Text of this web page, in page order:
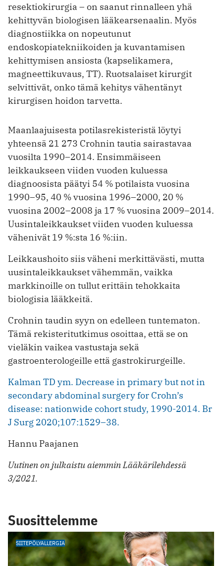
resektiokirurgia – on saanut rinnalleen yhä
kehittyvän biologisen lääkearsenaalin. Myös
diagnostiikka on nopeutunut
endoskopiatekniikoiden ja kuvantamisen
kehittymisen ansiosta (kapselikamera,
magneettikuvaus, TT). Ruotsalaiset kirurgit
selvittivät, onko tämä kehitys vähentänyt
kirurgisen hoidon tarvetta.
Maanlaajuisesta potilasrekisteristä löytyi
yhteensä 21 273 Crohnin tautia sairastavaa
vuosilta 1990–2014. Ensimmäiseen
leikkaukseen viiden vuoden kuluessa
diagnoosista päätyi 54 % potilaista vuosina
1990–95, 40 % vuosina 1996–2000, 20 %
vuosina 2002–2008 ja 17 % vuosina 2009–2014.
Uusintaleikkaukset viiden vuoden kuluessa
vähenivät 19 %:sta 16 %:iin.
Leikkaushoito siis väheni merkittävästi, mutta
uusintaleikkaukset vähemmän, vaikka
markkinoille on tullut erittäin tehokkaita
biologisia lääkkeitä.
Crohnin taudin syyn on edelleen tuntematon.
Tämä rekisteritutkimus osoittaa, että se on
vieläkin vaikea vastustaja sekä
gastroenterologeille että gastrokirurgeille.
Kalman TD ym. Decrease in primary but not in
secondary abdominal surgery for Crohn’s
disease: nationwide cohort study, 1990-2014. Br
J Surg 2020;107:1529–38.
Hannu Paajanen
Uutinen on julkaistu aiemmin Lääkärilehdessä
3/2021.
Suosittelemme
SIITEPÖLYALLERGIA